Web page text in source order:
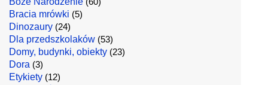
Bracia mrówki (5)
Dinozaury (24)
Dla przedszkolaków (53)
Domy, budynki, obiekty (23)
Dora (3)
Etykiety (12)